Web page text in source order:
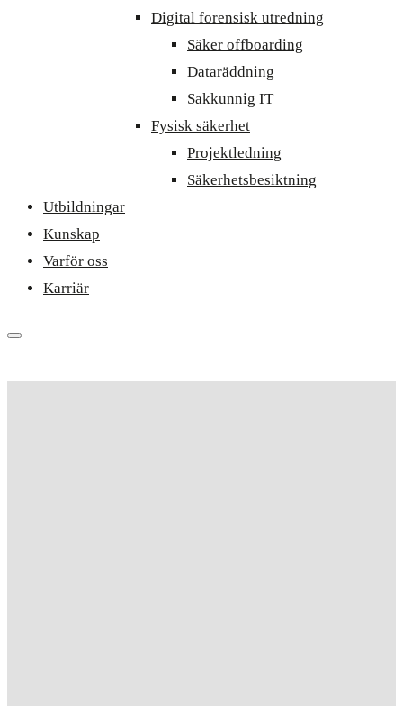
Digital forensisk utredning
Säker offboarding
Dataräddning
Sakkunnig IT
Fysisk säkerhet
Projektledning
Säkerhetsbesiktning
Utbildningar
Kunskap
Varför oss
Karriär